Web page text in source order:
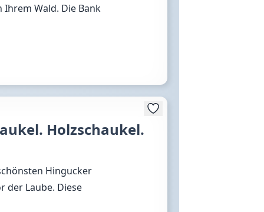
Wald. Die Bank
Holzschaukel.
Hingucker
der Laube. Diese